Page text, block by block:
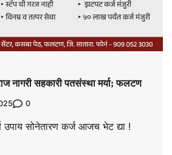
नागरी सहकारी पतसंस्था मर्या; फलटण
0
उपाय सोनेतारण कर्ज आजच भेट द्या !